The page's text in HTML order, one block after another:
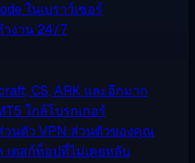
ในเบราว์เซอร์
งาน 24/7
CS, ARK และอีกมาก
ใกล้โบรกเกอร์
วนตัว VPN ส่วนตัวของคุณ
เดสก์ท็อปที่ไม่เคยหลับ